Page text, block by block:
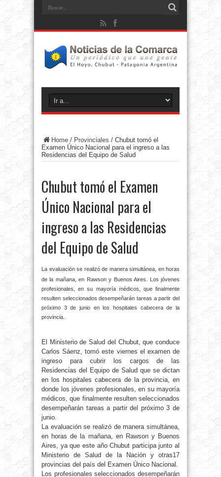
Home / Provinciales / Chubut tomó el
Examen Único Nacional para el ingreso a las
Residencias del Equipo de Salud
Chubut tomó el Examen
Único Nacional para el
ingreso a las Residencias
del Equipo de Salud
La evaluación se realizó de manera simultánea, en horas
de la mañana, en Rawson y Buenos Aires. Los jóvenes
profesionales, en su mayoría médicos, que finalmente
resulten seleccionados desempeñarán tareas a partir del
próximo 3 de junio en los hospitales cabecera de la
provincia.
El Ministerio de Salud del Chubut, que conduce
Carlos Sáenz, tomó este viernes el examen de
ingreso para cubrir los cargos de las
Residencias del Equipo de Salud que se dictan
en los hospitales cabecera de la provincia, en
donde los jóvenes profesionales, en su mayoría
médicos, que finalmente resulten seleccionados
desempeñarán tareas a partir del próximo 3 de
junio.
La evaluación se realizó de manera simultánea,
en horas de la mañana, en Rawson y Buenos
Aires, ya que este año Chubut participa junto al
Ministerio de Salud de
la Nación y otras17
provincias del país del Examen Único Nacional.
Los profesionales seleccionados desempeñarán